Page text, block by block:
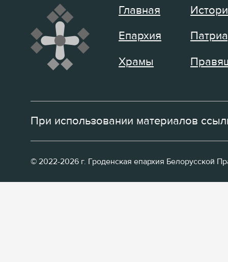
Главная
Епархия
Храмы
При использовании материалов
© 2022-2026 г. Гроденская епархия Белорусской